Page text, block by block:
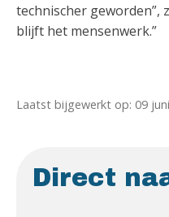
technischer geworden”,
blijft het mensenwerk.”
Laatst bijgewerkt op: 09
Direct